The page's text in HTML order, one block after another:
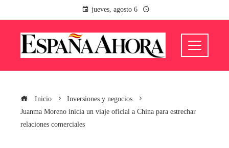
jueves, agosto 6
Inicio
Inversiones y negocios
Juanma Moreno inicia un viaje oficial a China para estrechar
relaciones comerciales